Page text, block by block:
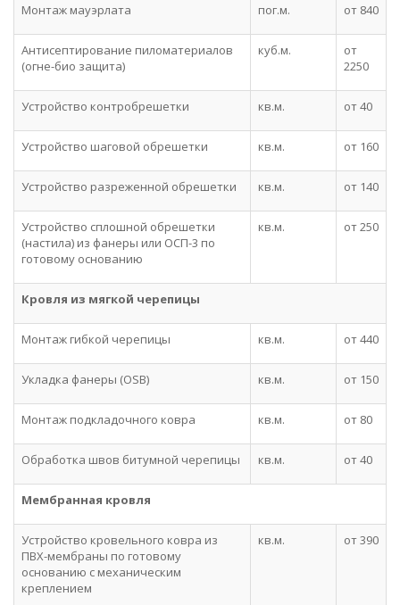
Монтаж мауэрлата пог.м. от 840
Антисептирование пиломатериалов
(огне-био защита)
куб.м.
от
2250
Устройство контробрешетки кв.м. от 40
Устройство шаговой обрешетки кв.м. от 160
Устройство разреженной обрешетки кв.м. от 140
Устройство сплошной обрешетки
(настила) из фанеры или ОСП-3 по
готовому основанию
кв.м. от 250
Кровля из мягкой черепицы
Монтаж гибкой черепицы кв.м. от 440
Укладка фанеры (OSB) кв.м. от 150
Монтаж подкладочного ковра кв.м. от 80
Обработка швов битумной черепицы кв.м. от 40
Мембранная кровля
Устройство кровельного ковра из
ПВХ-мембраны по готовому
основанию с механическим
креплением
кв.м. от 390